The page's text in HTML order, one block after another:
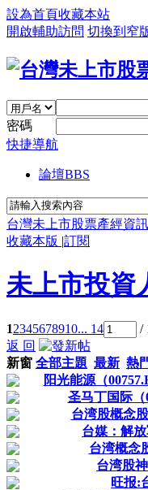
設為首頁收藏本站
開啟輔助訪問 切換到窄
密碼
快捷導航
論壇BBS
台灣未上市股票產經資
收藏本版 |訂閱
未上市投資
12345678910... 14 /
返 回
新窗 全部主題 最新 熱
阳光能源（
圣马丁国际
台湾股概念
台媒：解
台湾概念
台湾股
旺报: